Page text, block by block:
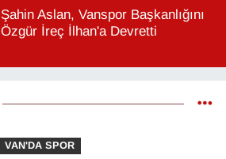
Şahin Aslan, Vanspor Başkanlığını
Özgür İreç İlhan'a Devretti
VAN'DA SPOR